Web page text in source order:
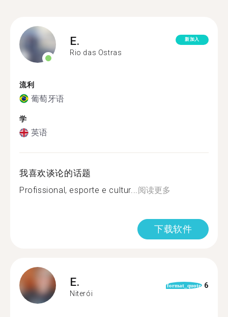
E.
Rio das Ostras
新加入
流利
葡萄牙语
学
英语
我喜欢谈论的话题
Profissional, esporte e cultur...阅读更多
下载软件
E.
Niterói
format_quote 6